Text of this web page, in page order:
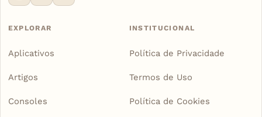
EXPLORAR
Aplicativos
Artigos
Consoles
INSTITUCIONAL
Política de Privacidade
Termos de Uso
Política de Cookies